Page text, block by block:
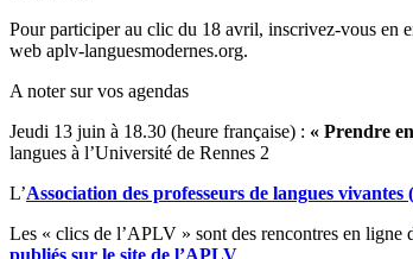
Pour participer au clic du 18 avril, inscrivez-vous en
web aplv-languesmodernes.org.
A noter sur vos agendas
Jeudi 13 juin à 18.30 (heure française) : « Prendre
langues à l’Université de Rennes 2
L’Association des professeurs de langues
Les « clics de l’APLV » sont des rencontres en ligne
publiés sur le site de l’APLV